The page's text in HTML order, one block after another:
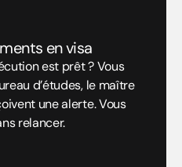
en visa
est prêt ? Vous
d’études, le maître
une alerte. Vous
relancer.